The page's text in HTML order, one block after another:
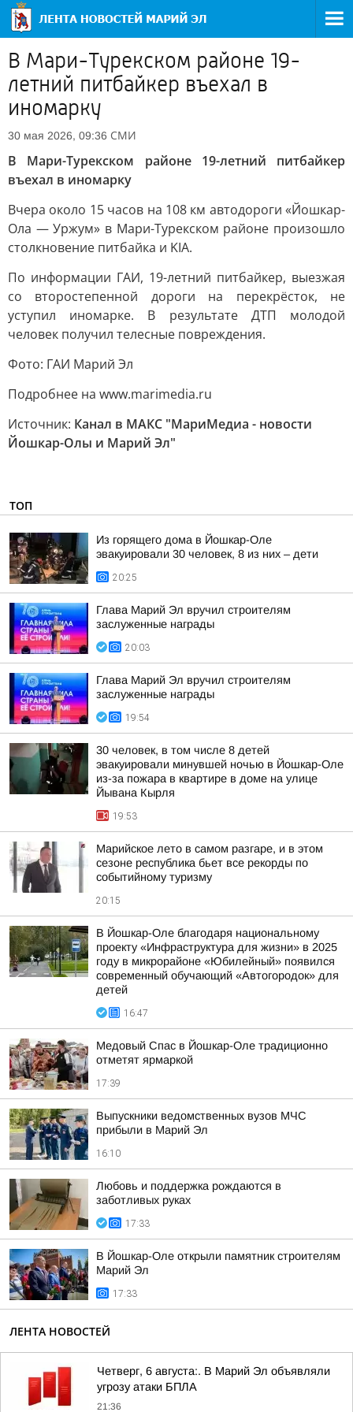
В Мари-Турекском районе 19-
летний питбайкер въехал в
иномарку
30 мая 2026, 09:36 СМИ
В Мари-Турекском районе 19-летний питбайкер
въехал в иномарку
Вчера около 15 часов на 108 км автодороги «Йошкар-
Ола — Уржум» в Мари-Турекском районе произошло
столкновение питбайка и KIA.
По информации ГАИ, 19-летний питбайкер, выезжая
со второстепенной дороги на перекрёсток, не
уступил иномарке. В результате ДТП молодой
человек получил телесные повреждения.
Фото: ГАИ Марий Эл
Подробнее на www.marimedia.ru
Источник: Канал в МАКС "МариМедиа - новости
Йошкар-Олы и Марий Эл"
ТОП
Из горящего дома в Йошкар-Оле
эвакуировали 30 человек, 8 из них – дети
20:25
Глава Марий Эл вручил строителям
заслуженные награды
20:03
Глава Марий Эл вручил строителям
заслуженные награды
19:54
30 человек, в том числе 8 детей
эвакуировали минувшей ночью в Йошкар-Оле
из-за пожара в квартире в доме на улице
Йывана Кырля
19:53
Марийское лето в самом разгаре, и в этом
сезоне республика бьет все рекорды по
событийному туризму
20:15
В Йошкар-Оле благодаря национальному
проекту «Инфраструктура для жизни» в 2025
году в микрорайоне «Юбилейный» появился
современный обучающий «Автогородок» для
детей
16:47
Медовый Спас в Йошкар-Оле традиционно
отметят ярмаркой
17:39
Выпускники ведомственных вузов МЧС
прибыли в Марий Эл
16:10
Любовь и поддержка рождаются в
заботливых руках
17:33
В Йошкар-Оле открыли памятник строителям
Марий Эл
17:33
ЛЕНТА НОВОСТЕЙ
Четверг, 6 августа:. В Марий Эл объявляли
угрозу атаки БПЛА
21:36